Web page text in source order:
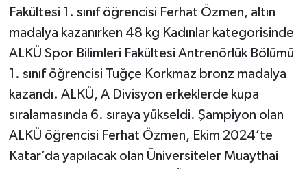
Fakültesi 1. sınıf öğrencisi Ferhat Özmen, altın
madalya kazanırken 48 kg Kadınlar kategorisinde
ALKÜ Spor Bilimleri Fakültesi Antrenörlük Bölümü
1. sınıf öğrencisi Tuğçe Korkmaz bronz madalya
kazandı. ALKÜ, A Divisyon erkeklerde kupa
sıralamasında 6. sıraya yükseldi. Şampiyon olan
ALKÜ öğrencisi Ferhat Özmen, Ekim 2024’te
Katar’da yapılacak olan Üniversiteler Muaythai